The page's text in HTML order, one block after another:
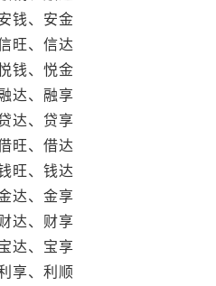
钱、安金
旺、信达
钱、悦金
达、融享
达、贷享
旺、借达
旺、钱达
达、金享
达、财享
达、宝享
享、利顺